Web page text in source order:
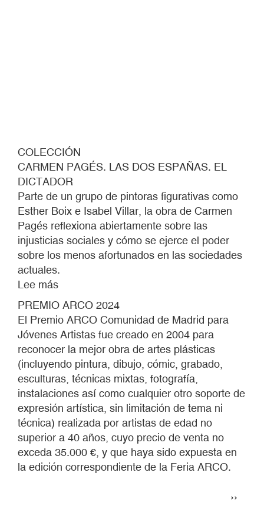
COLECCIÓN
CARMEN PAGÉS. LAS DOS ESPAÑAS. EL
DICTADOR
Parte de un grupo de pintoras figurativas como
Esther Boix e Isabel Villar, la obra de Carmen
Pagés reflexiona abiertamente sobre las
injusticias sociales y cómo se ejerce el poder
sobre los menos afortunados en las sociedades
actuales.
Lee más
PREMIO
ARCO
2024
PREMIO ARCO 2024
El Premio ARCO Comunidad de Madrid para
Jóvenes Artistas fue creado en 2004 para
reconocer la mejor obra de artes plásticas
(incluyendo pintura, dibujo, cómic, grabado,
esculturas, técnicas mixtas, fotografía,
instalaciones así como cualquier otro soporte de
expresión artística, sin limitación de tema ni
técnica) realizada por artistas de edad no
superior a 40 años, cuyo precio de venta no
exceda 35.000 €, y que haya sido expuesta en
la edición correspondiente de la Feria ARCO.
››